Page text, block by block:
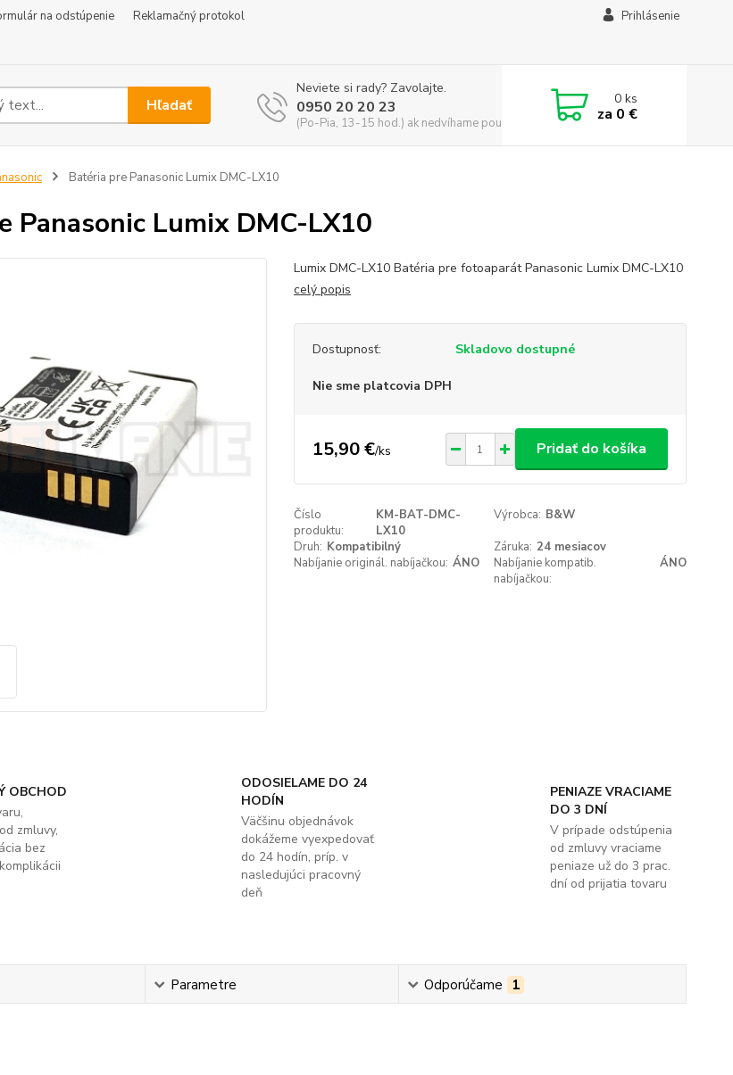
na odstúpenie
Reklamačný protokol
Prihlásenie
Hľadať
Neviete si rady? Zavolajte.
0950 20 20 23
(Po-Pia, 13-15 hod.) ak nedvíhame použite CHATBOX
0ks
za 0 €
Batéria pre Panasonic Lumix DMC-LX10
Panasonic Lumix DMC-LX10
Lumix DMC-LX10 Batéria pre fotoaparát Panasonic Lumix DMC-LX10
celý popis
Dostupnosť: Skladovo dostupné
Nie sme platcovia DPH
15,90 €/ks Pridať do košíka
Číslo
produktu:
KM-BAT-DMC-
LX10
Výrobca: B&W
Druh: Kompatibilný Záruka: 24 mesiacov
Nabíjanie originál. nabíjačkou: ÁNO
Nabíjanie kompatib.
nabíjačkou:
ÁNO
OBCHOD
zmluvy,
bez
ODOSIELAME DO 24
HODÍN
Väčšinu objednávok
dokážeme vyexpedovať
do 24 hodín, príp. v
nasledujúci pracovný
deň
PENIAZE VRACIAME
DO 3 DNÍ
V prípade odstúpenia
od zmluvy vraciame
peniaze už do 3 prac.
dní od prijatia tovaru
Parametre Odporúčame 1